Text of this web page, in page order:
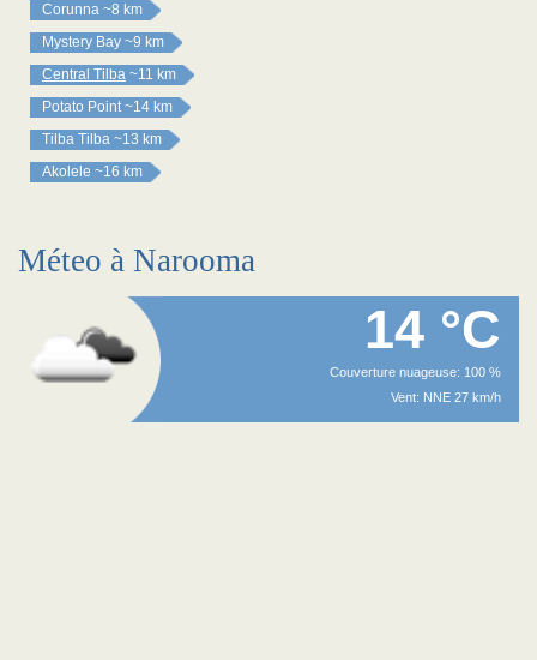
Corunna ~8 km
Mystery Bay ~9 km
Central Tilba ~11 km
Potato Point ~14 km
Tilba Tilba ~13 km
Akolele ~16 km
Méteo à Narooma
14 °C
Couverture nuageuse: 100 %
Vent: NNE 27 km/h